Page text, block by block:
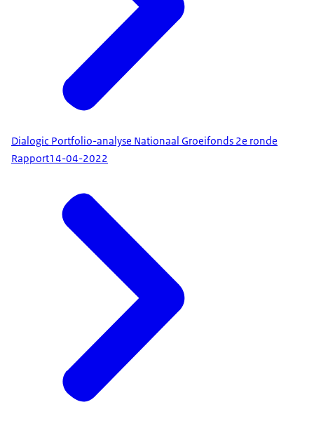
Dialogic Portfolio-analyse Nationaal Groeifonds 2e ronde
Rapport14-04-2022